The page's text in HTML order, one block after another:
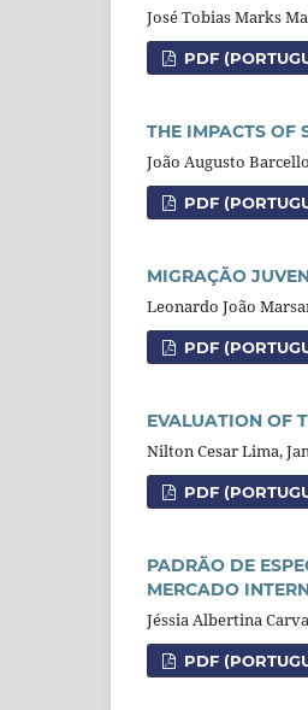
José Tobias Marks
PDF
THE IMPACTS OF
João Augusto
PDF
MIGRAÇÃO
Leonardo João
PDF
EVALUATION OF
Nilton Cesar Lima,
PDF
PADRÃO DE
MERCADO
Jéssia Albertina
PDF